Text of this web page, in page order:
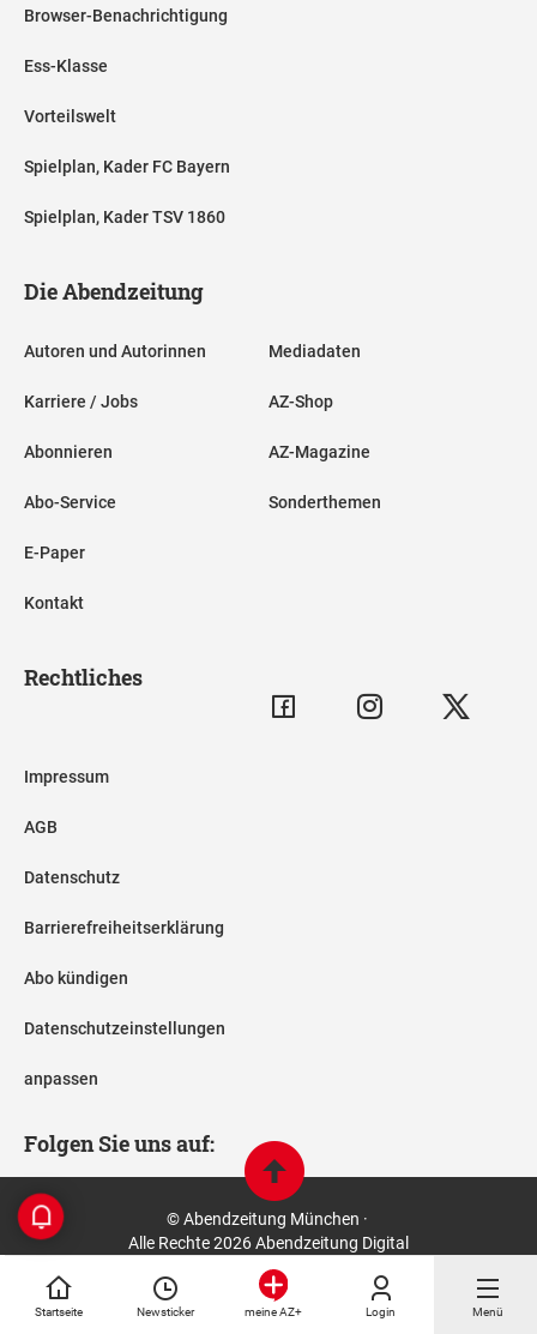
Startseite Newsticker meine AZ+ Login Menü
Browser-Benachrichtigung
Ess-Klasse
Vorteilswelt
Spielplan, Kader FC Bayern
Spielplan, Kader TSV 1860
Die Abendzeitung
Autoren und Autorinnen
Karriere / Jobs
Abonnieren
Abo-Service
E-Paper
Kontakt
Mediadaten
AZ-Shop
AZ-Magazine
Sonderthemen
Rechtliches
Impressum
AGB
Datenschutz
Barrierefreiheitserklärung
Abo kündigen
Datenschutzeinstellungen
anpassen
Folgen Sie uns auf:
© Abendzeitung München ·
Alle Rechte 2026 Abendzeitung Digital